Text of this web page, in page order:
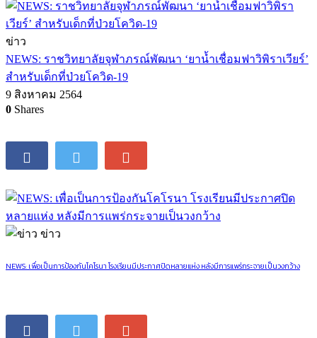
ข่าว
NEWS: ราชวิทยาลัยจุฬาภรณ์พัฒนา ‘ยาน้ำเชื่อมฟาวิพิราเวียร์’
สำหรับเด็กที่ป่วยโควิด-19
9 สิงหาคม 2564
0 Shares
ข่าว
NEWS: เพื่อเป็นการป้องกันโคโรนา โรงเรียนมีประกาศปิดหลายแห่ง หลังมีการแพร่กระจายเป็นวงกว้าง